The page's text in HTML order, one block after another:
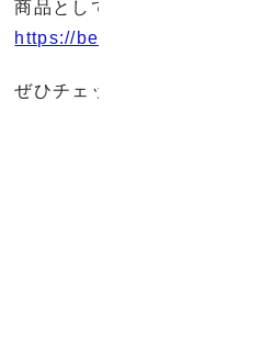
商品として取り上げられてい
https://bestpresent.jp/
ぜひチェックしてみてくださ